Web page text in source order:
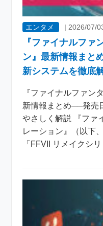
エンタメ | 2026/07/
『ファイナルファ
ン』最新情報まと
新システムを徹底
『ファイナルファン
新情報まとめ──発売
やさしく解説 『ファ
レーション』（以下
「FFVII リメイクシ